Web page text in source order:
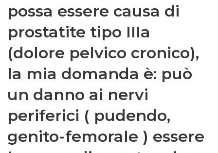
possa essere causa di
prostatite tipo IIIa
(dolore pelvico cronico),
la mia domanda è: può
un danno ai nervi
periferici ( pudendo,
genito-femorale ) essere